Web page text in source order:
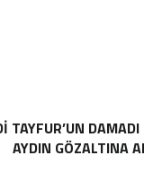
TAYFUR’UN
AYDIN GÖZALTINA